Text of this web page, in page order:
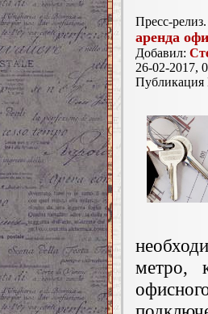
Пресс-релиз.
аренда
Добавил:
26-02-2017,
метро,